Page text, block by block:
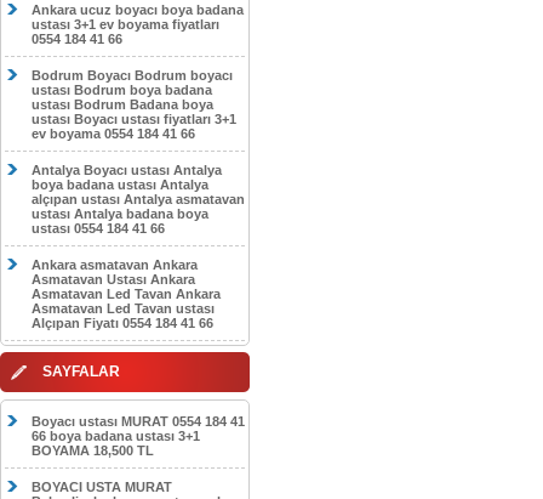
Ankara ucuz boyacı boya badana
ustası 3+1 ev boyama fiyatları
0554 184 41 66
Bodrum Boyacı Bodrum boyacı
ustası Bodrum boya badana
ustası Bodrum Badana boya
ustası Boyacı ustası fiyatları 3+1
ev boyama 0554 184 41 66
Antalya Boyacı ustası Antalya
boya badana ustası Antalya
alçıpan ustası Antalya asmatavan
ustası Antalya badana boya
ustası 0554 184 41 66
Ankara asmatavan Ankara
Asmatavan Ustası Ankara
Asmatavan Led Tavan Ankara
Asmatavan Led Tavan ustası
Alçıpan Fiyatı 0554 184 41 66
SAYFALAR
Boyacı ustası MURAT 0554 184 41
66 boya badana ustası 3+1
BOYAMA 18,500 TL
BOYACI USTA MURAT